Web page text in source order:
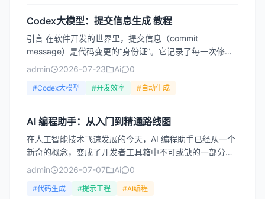
Codex大模型：提交信息生成 教程
引言 在软件开发的世界里，提交信息（commit
message）是代码变更的“身份证”。它记录了每一次修改
的目的、内容和影响，是团队协作、代码审查和版本回溯
admin 2026-07-23 Ai 0
#Codex大模型 #开发效率 #自动生成
AI 编程助手：从入门到精通路线图
在人工智能技术飞速发展的今天，AI 编程助手已经从一个
新奇的概念，变成了开发者工具箱中不可或缺的一部分。
无论是初学者刚刚踏入编程世界，还是资深工程师寻求效
admin 2026-07-07 Ai 0
#代码生成 #提示工程 #AI编程